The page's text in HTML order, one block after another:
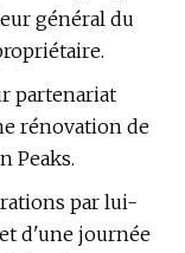
général du
partenariat
rénovation de
Peaks.
par lui-
d'une journée